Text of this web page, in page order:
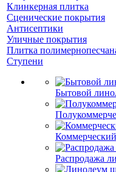
Клинкерная плитка
Сценические покрытия
Антисептики
Уличные покрытия
Плитка
Ступени
Бытовой
Распродажа